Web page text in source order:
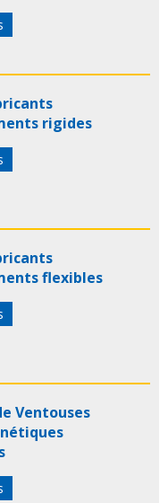
rigides
flexibles
Ventouses